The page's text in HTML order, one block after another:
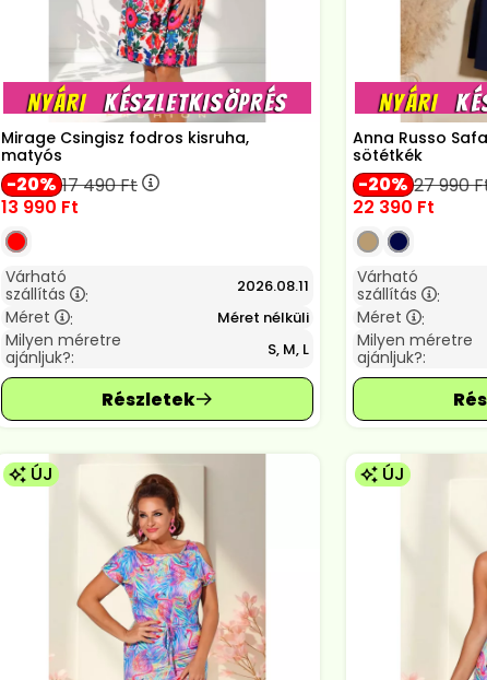
Mirage Csingisz fodros kisruha,
matyós
20 17 490Ft
13 990 Ft
Várható
szállítás
: 2026.08.11
Méret : Méret nélküli
Milyen méretre
ajánljuk?:
S, M, L
Anna Russo
sötétkék
20 27 990
22 390 Ft
Várható
szállítás
:
Méret :
Milyen méretre
ajánljuk?:
ÚJ ÚJ